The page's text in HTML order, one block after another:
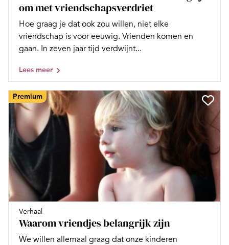
om met vriendschapsverdriet
Hoe graag je dat ook zou willen, niet elke
vriendschap is voor eeuwig. Vrienden komen en
gaan. In zeven jaar tijd verdwijnt...
Lees meer
Premium
Verhaal
Waarom vriendjes belangrijk zijn
We willen allemaal graag dat onze kinderen